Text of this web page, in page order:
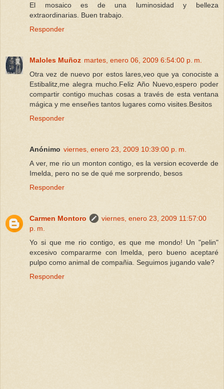
El mosaico es de una luminosidad y belleza
extraordinarias. Buen trabajo.
Responder
Maloles Muñoz martes, enero 06, 2009 6:54:00 p. m.
Otra vez de nuevo por estos lares,veo que ya conociste a
Estibalitz,me alegra mucho.Feliz Año Nuevo,espero poder
compartir contigo muchas cosas a través de esta ventana
mágica y me enseñes tantos lugares como visites.Besitos
Responder
Anónimo viernes, enero 23, 2009 10:39:00 p. m.
A ver, me rio un monton contigo, es la version ecoverde de
Imelda, pero no se de qué me sorprendo, besos
Responder
Carmen Montoro
viernes, enero 23, 2009 11:57:00
p. m.
Yo si que me rio contigo, es que me mondo! Un "pelin"
excesivo compararme con Imelda, pero bueno aceptaré
pulpo como animal de compañia. Seguimos jugando vale?
Responder